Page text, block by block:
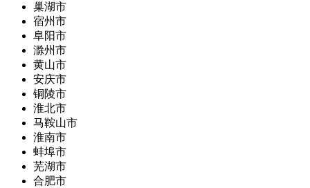
巢湖市
宿州市
阜阳市
滁州市
黄山市
安庆市
铜陵市
淮北市
马鞍山市
淮南市
蚌埠市
芜湖市
合肥市